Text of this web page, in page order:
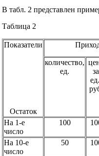
В табл. 2 представлен
Таблица 2
Показатели
Остаток
количество,
ед.
за
На 1-е
число
100
На 10-е
число
50